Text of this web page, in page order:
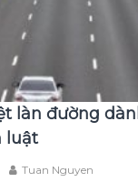
làn đường
luật
Tuan Nguyen